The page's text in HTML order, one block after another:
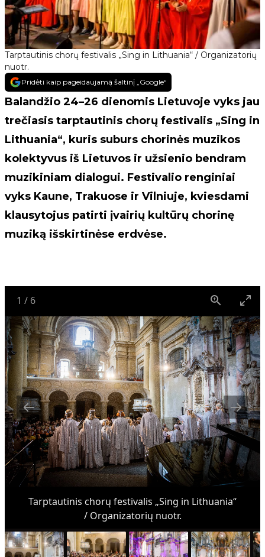
Tarptautinis chorų festivalis „Sing in Lithuania“ / Organizatorių
nuotr.
Pridėti kaip pageidaujamą šaltinį „Google“
Balandžio 24–26 dienomis Lietuvoje vyks jau
trečiasis tarptautinis chorų festivalis „Sing in
Lithuania“, kuris suburs chorinės muzikos
kolektyvus iš Lietuvos ir užsienio bendram
muzikiniam dialogui. Festivalio renginiai
vyks Kaune, Trakuose ir Vilniuje, kviesdami
klausytojus patirti įvairių kultūrų chorinę
muziką išskirtinėse erdvėse.
1 / 6
Tarptautinis chorų festivalis „Sing in Lithuania“
/ Organizatorių nuotr.